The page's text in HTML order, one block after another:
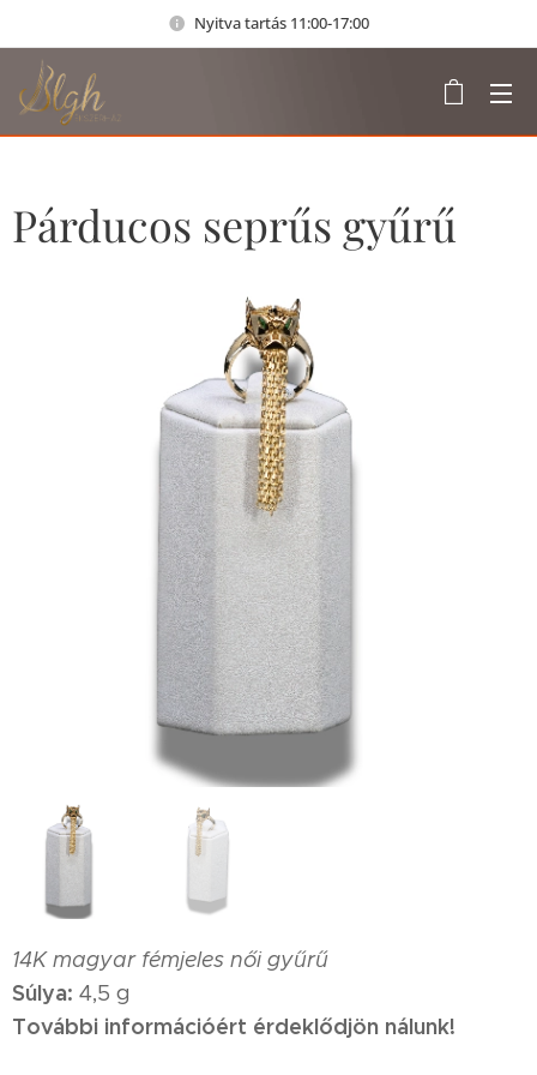
Nyitva tartás 11:00-17:00
Párducos seprűs gyűrű
14K magyar fémjeles női gyűrű
Súlya: 4,5 g
További információért érdeklődjön nálunk!